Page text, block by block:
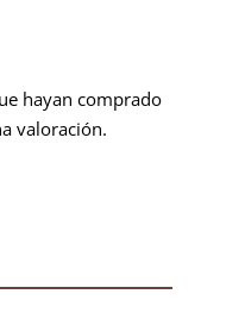
hayan comprado
valoración.